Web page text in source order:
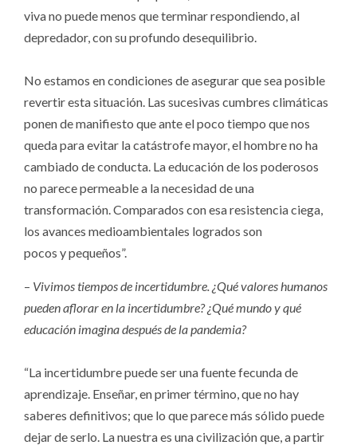
viva no puede menos que terminar respondiendo, al
depredador, con su profundo desequilibrio.
No estamos en condiciones de asegurar que sea posible
revertir esta situación. Las sucesivas cumbres climáticas
ponen de manifiesto que ante el poco tiempo que nos
queda para evitar la catástrofe mayor, el hombre no ha
cambiado de conducta. La educación de los poderosos
no parece permeable a la necesidad de una
transformación. Comparados con esa resistencia ciega,
los avances medioambientales logrados son
pocos y pequeños”.
– Vivimos tiempos de incertidumbre. ¿Qué valores humanos
pueden aflorar en la incertidumbre? ¿Qué mundo y qué
educación imagina después de la pandemia?
“La incertidumbre puede ser una fuente fecunda de
aprendizaje. Enseñar, en primer término, que no hay
saberes definitivos; que lo que parece más sólido puede
dejar de serlo. La nuestra es una civilización que, a partir